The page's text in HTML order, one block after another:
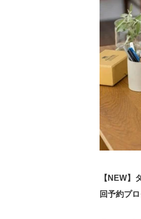
【NEW】
回予約プロ